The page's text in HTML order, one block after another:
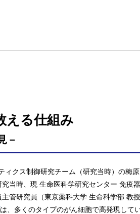
える仕組み
－
クス制御研究チーム（研究当時）の梅
当時、現 生命医科学研究センター 免疫
管研究員（東京薬科大学 生命科学部 教
は、多くのタイプのがん細胞で高発現して